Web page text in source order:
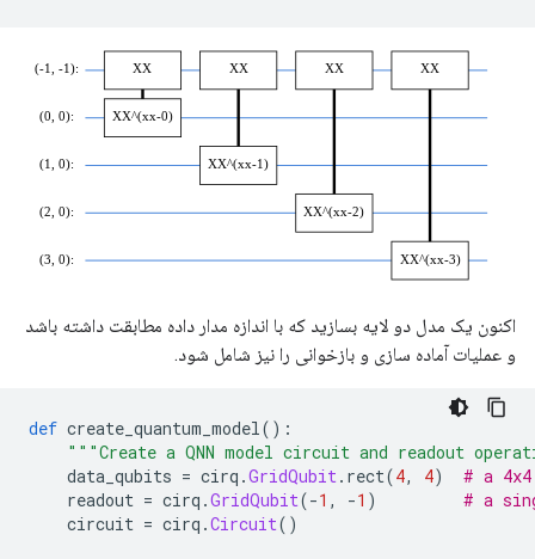
اکنون یک مدل دو لایه بسازید که با اندازه مدار داده مطابقت داشته باشد
و عملیات آماده سازی و بازخوانی را نیز شامل شود.
def create_quantum_model():
"""Create a QNN model circuit and readout
data_qubits = cirq .GridQubit. rect(4, 4)
# a
readout = cirq .GridQubit(-1 , -1 )
# a
circuit = cirq .Circuit()